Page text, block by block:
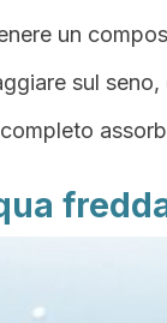
un
sul seno,